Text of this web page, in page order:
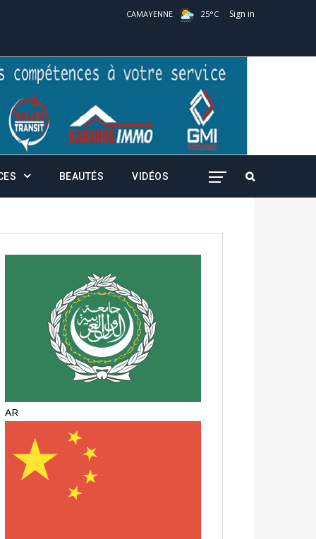
CAMAYENNE 25°C Sign in
BEAUTÉS VIDÉOS
AR